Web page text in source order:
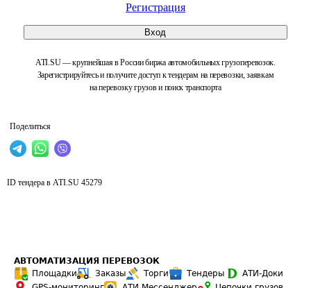
Регистрация
Вход
ATI.SU — крупнейшая в России биржа автомобильных грузоперевозок.
Зарегистрируйтесь и получите доступ к тендерам на перевозки, заявкам
на перевозку грузов и поиск транспорта
Поделиться
ID тендера в ATI.SU 45279
АВТОМАТИЗАЦИЯ ПЕРЕВОЗОК
Площадки
Заказы Торги Тендеры
АТИ-Доки